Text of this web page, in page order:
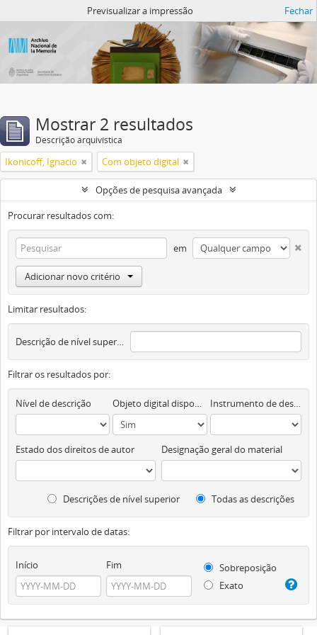
Previsualizar a impressão Fechar
Mostrar 2 resultados
Descrição arquivística
Ikonicoff, Ignacio Com objeto digital
Opções de pesquisa avançada
Procurar resultados com:
em
Adicionar novo critério
Limitar resultados:
Descrição de nível superior
Filtrar os resultados por:
Nível de descrição Objeto digital disponível Instrumento de descrição documental
Estado dos direitos de autor Designação geral do material
Descrições de nível superior Todas as descrições
Filtrar por intervalo de datas:
Início Fim
Sobreposição
Exato